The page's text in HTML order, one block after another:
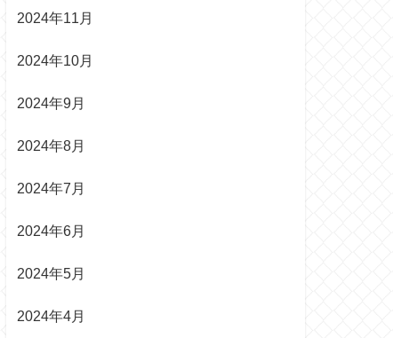
2024年11月
2024年10月
2024年9月
2024年8月
2024年7月
2024年6月
2024年5月
2024年4月